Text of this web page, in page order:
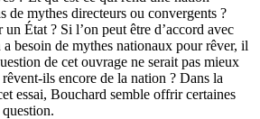
de mythes directeurs ou convergents ?
État ? Si l’on peut être d’accord avec
besoin de mythes nationaux pour rêver, il
de cet ouvrage ne serait pas mieux
ils encore de la nation ? Dans la
essai, Bouchard semble offrir certaines
question.